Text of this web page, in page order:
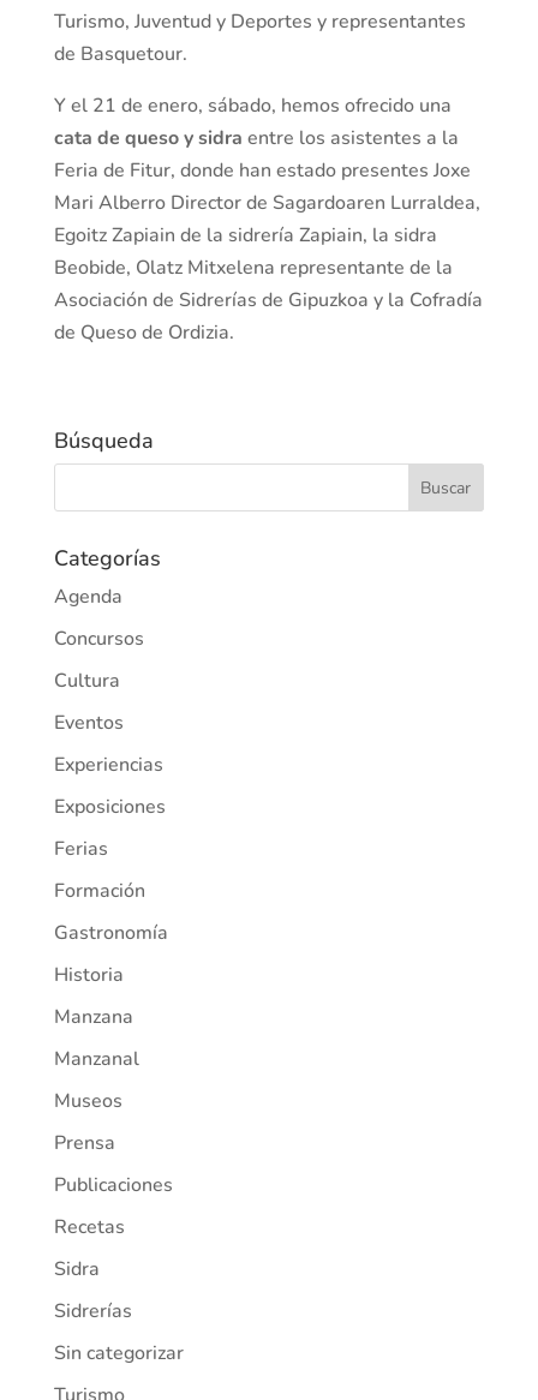
Turismo, Juventud y Deportes y representantes
de Basquetour.
Y el 21 de enero, sábado, hemos ofrecido una
cata de queso y sidra entre los asistentes a la
Feria de Fitur, donde han estado presentes Joxe
Mari Alberro Director de Sagardoaren Lurraldea,
Egoitz Zapiain de la sidrería Zapiain, la sidra
Beobide, Olatz Mitxelena representante de la
Asociación de Sidrerías de Gipuzkoa y la Cofradía
de Queso de Ordizia.
Búsqueda
Categorías
Agenda
Concursos
Cultura
Eventos
Experiencias
Exposiciones
Ferias
Formación
Gastronomía
Historia
Manzana
Manzanal
Museos
Prensa
Publicaciones
Recetas
Sidra
Sidrerías
Sin categorizar